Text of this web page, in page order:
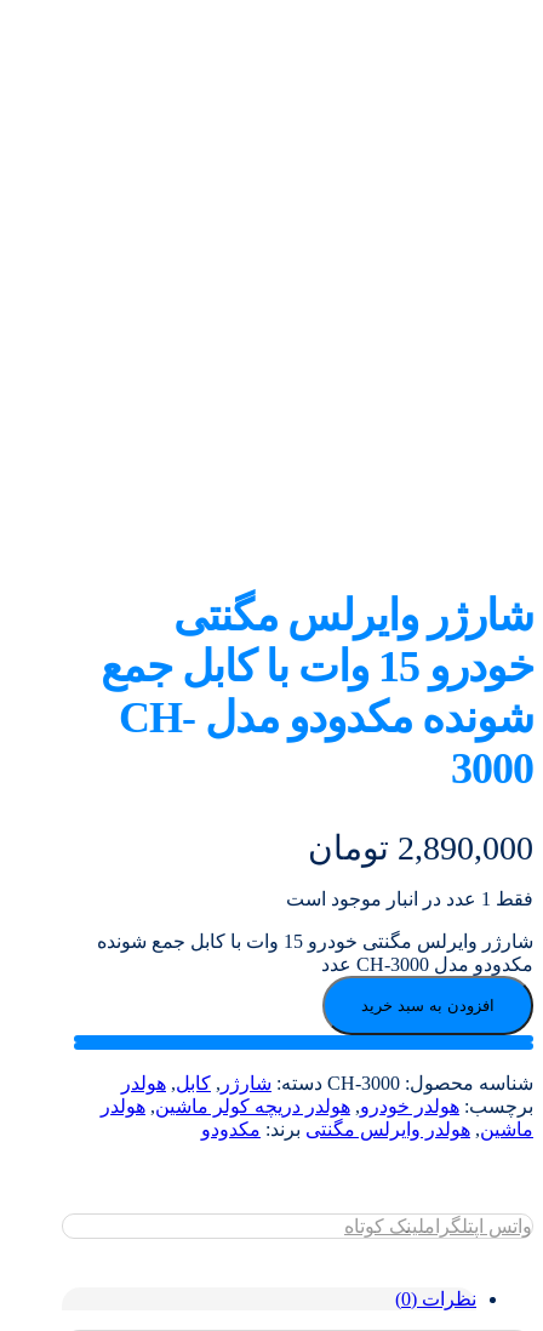
شارژر وایرلس مگنتی
خودرو 15 وات با کابل جمع
شونده مکدودو مدل CH-
3000
2,890,000 تومان
فقط 1 عدد در انبار موجود است
شارژر وایرلس مگنتی خودرو 15 وات با کابل جمع شونده
مکدودو مدل CH-3000 عدد
افزودن به سبد خرید
شناسه محصول: CH-3000 دسته: شارژر , کابل, هولدر
برچسب: هولدر خودرو, هولدر دریچه کولر ماشین, هولدر
ماشین, هولدر وایرلس مگنتی برند: مکدودو
واتس اپتلگراملینک کوتاه
نظرات (0)